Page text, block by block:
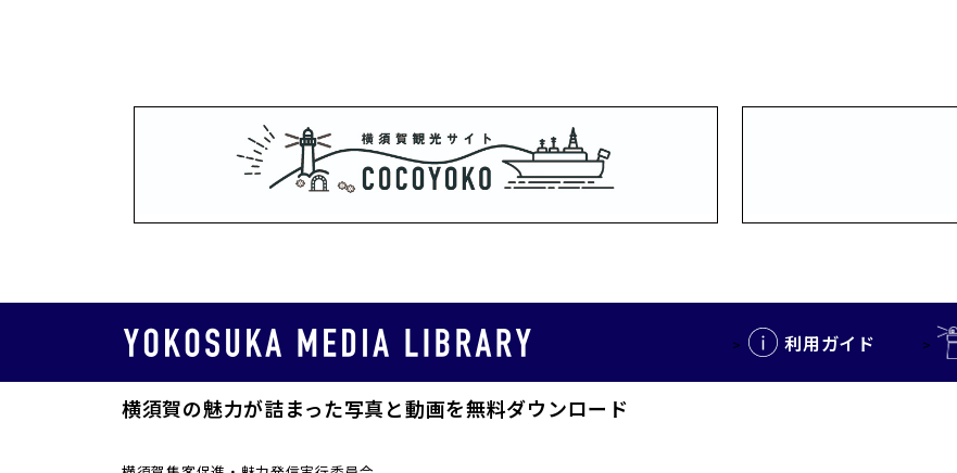
利用ガイド
横須賀の魅力が詰まった写真と動画を無料ダウンロード